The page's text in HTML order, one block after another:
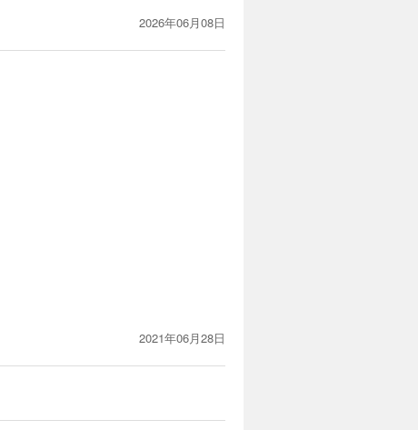
2026年06月08日
2021年06月28日